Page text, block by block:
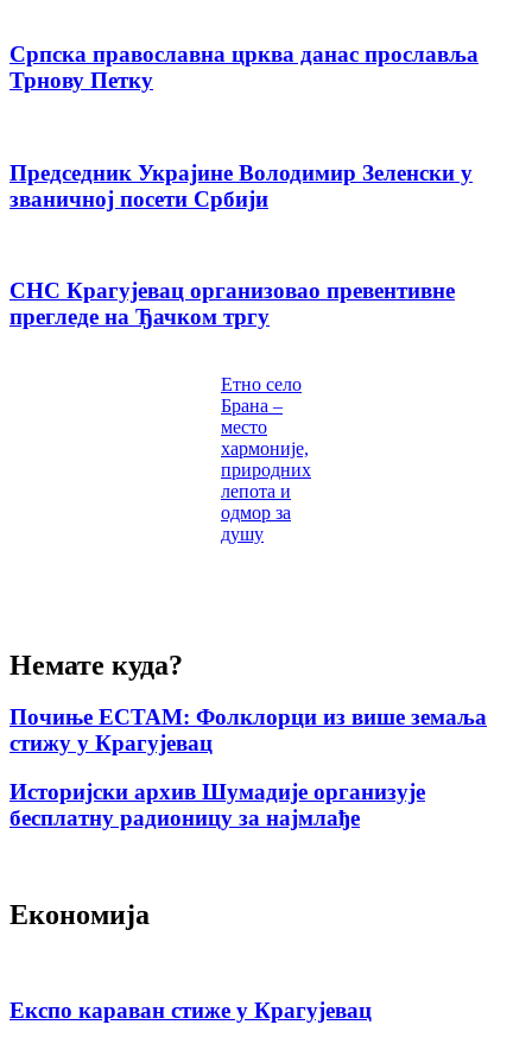
Српска православна црква данас прославља
Трнову Петку
Председник Украјине Володимир Зеленски у
званичној посети Србији
СНС Крагујевац организовао превентивне
прегледе на Ђачком тргу
Етно село
Брана –
место
хармоније,
природних
лепота и
одмор за
душу
Немате куда?
Почиње ЕСТАМ: Фолклорци из више земаља
стижу у Крагујевац
Историјски архив Шумадије организује
бесплатну радионицу за најмлађе
Економија
Експо караван стиже у Крагујевац